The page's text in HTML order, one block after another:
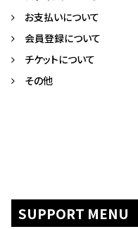
お支払いについて
会員登録について
チケットについて
その他
SUPPORT MENU